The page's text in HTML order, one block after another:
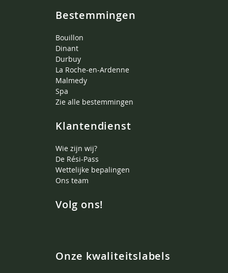
Bestemmingen
Bouillon
Dinant
Durbuy
La Roche-en-Ardenne
Malmedy
Spa
Zie alle bestemmingen
Klantendienst
Wie zijn wij?
De Rési-Pass
Wettelijke bepalingen
Ons team
Volg ons!
Onze kwaliteitslabels